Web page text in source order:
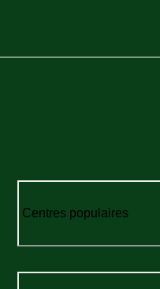
Centres populaires